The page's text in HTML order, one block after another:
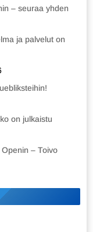
– seuraa yhden
ja palvelut on
on julkaistu
– Toivo